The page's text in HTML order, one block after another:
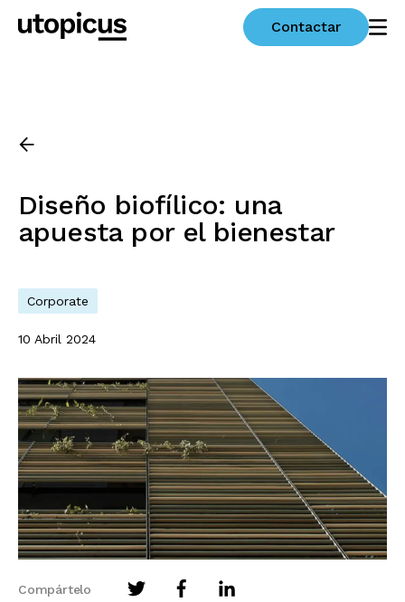
Contactar
Diseño biofílico: una
apuesta por el bienestar
Corporate
10 Abril 2024
Compártelo